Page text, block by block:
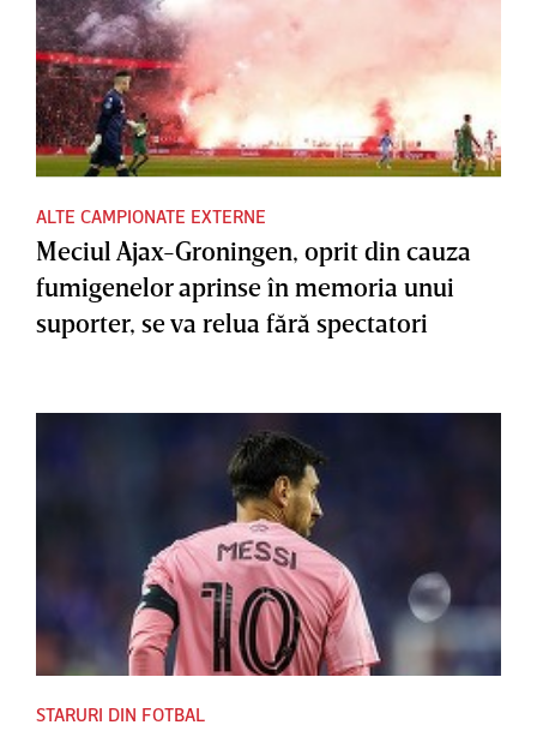
ALTE CAMPIONATE EXTERNE
Meciul Ajax-Groningen, oprit din cauza
fumigenelor aprinse în memoria unui
suporter, se va relua fără spectatori
STARURI DIN FOTBAL